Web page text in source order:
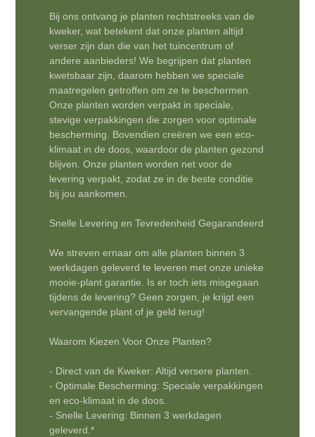
Bij ons ontvang je planten rechtstreeks van de
kweker, wat betekent dat onze planten altijd
verser zijn dan die van het tuincentrum of
andere aanbieders! We begrijpen dat planten
kwetsbaar zijn, daarom hebben we speciale
maatregelen getroffen om ze te beschermen.
Onze planten worden verpakt in speciale,
stevige verpakkingen die zorgen voor optimale
bescherming. Bovendien creëren we een eco-
klimaat in de doos, waardoor de planten gezond
blijven. Onze planten worden net voor de
levering verpakt, zodat ze in de beste conditie
bij jou aankomen.
Snelle Levering en Tevredenheid Gegarandeerd
We streven ernaar om alle planten binnen 3
werkdagen geleverd te leveren met onze unieke
mooie-plant garantie. Is er toch iets misgegaan
tijdens de levering? Geen zorgen, je krijgt een
vervangende plant of je geld terug!
Waarom Kiezen Voor Onze Planten?
- Direct van de Kweker: Altijd versere planten.
- Optimale Bescherming: Speciale verpakkingen
en eco-klimaat in de doos.
- Snelle Levering: Binnen 3 werkdagen
geleverd.*